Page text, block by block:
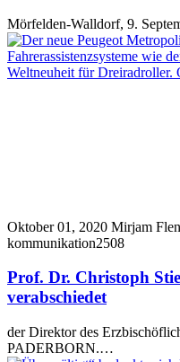
Mörfelden-Walldorf, 9.
Oktober 01, 2020 Mirjam
kommunikation2508
Prof. Dr. Christoph
verabschiedet
der Direktor des
PADERBORN.…